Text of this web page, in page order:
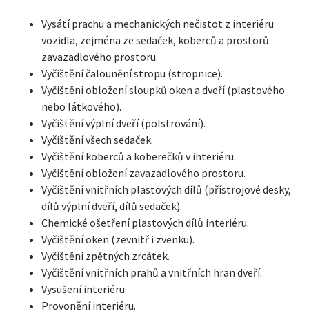
Vysátí prachu a mechanických nečistot z interiéru
vozidla, zejména ze sedaček, koberců a prostorů
zavazadlového prostoru.
Vyčištění čalounění stropu (stropnice).
Vyčištění obložení sloupků oken a dveří (plastového
nebo látkového).
Vyčištění výplní dveří (polstrování).
Vyčištění všech sedaček.
Vyčištění koberců a koberečků v interiéru.
Vyčištění obložení zavazadlového prostoru.
Vyčištění vnitřních plastových dílů (přístrojové desky,
dílů výplní dveří, dílů sedaček).
Chemické ošetření plastových dílů interiéru.
Vyčištění oken (zevnitř i zvenku).
Vyčištění zpětných zrcátek.
Vyčištění vnitřních prahů a vnitřních hran dveří.
Vysušení interiéru.
Provonění interiéru.